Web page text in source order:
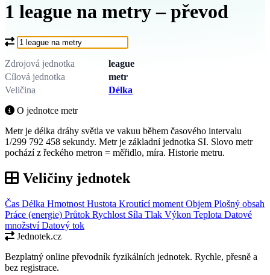
1 league na metry – převod
Co chcete převést?
Zdrojová jednotka
league
Cílová jednotka
metr
Veličina
Délka
O jednotce metr
Metr je délka dráhy světla ve vakuu během časového intervalu
1/299 792 458 sekundy. Metr je základní jednotka SI. Slovo metr
pochází z řeckého metron = měřidlo, míra. Historie metru.
Veličiny jednotek
Čas Délka Hmotnost Hustota Kroutící moment Objem Plošný obsah
Práce (energie) Průtok Rychlost Síla Tlak Výkon Teplota Datové
množstvíDatový tok
Jednotek.cz
Bezplatný online převodník fyzikálních jednotek. Rychle, přesně a
bez registrace.